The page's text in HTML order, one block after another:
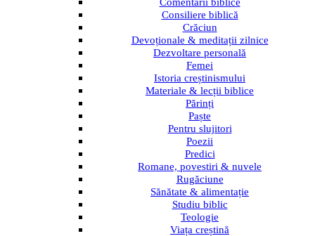
Consiliere biblică
Crăciun
Devoționale & meditații zilnice
Dezvoltare personală
Femei
Istoria creștinismului
Materiale & lecții biblice
Părinți
Paște
Pentru slujitori
Poezii
Predici
Romane, povestiri & nuvele
Rugăciune
Sănătate & alimentație
Studiu biblic
Teologie
Viața creștină